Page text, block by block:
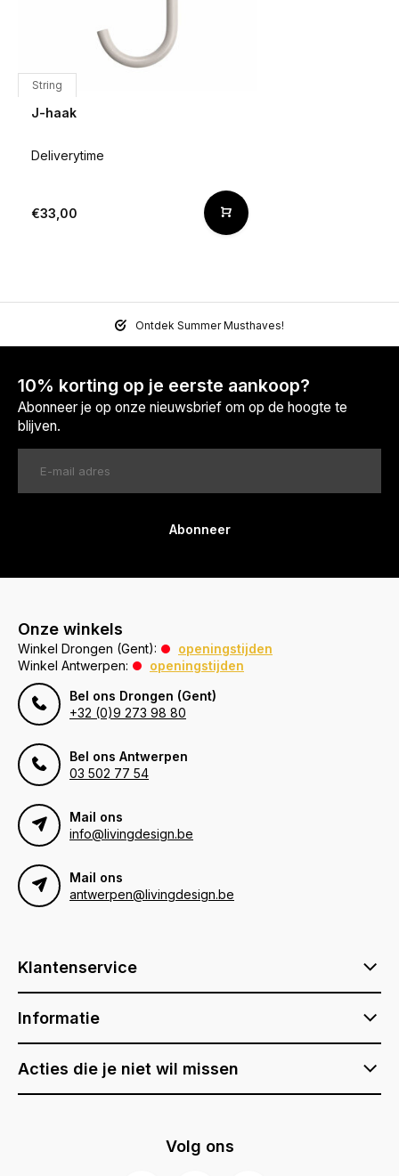
String
J-haak
Deliverytime
€33,00
Ontdek Summer Musthaves!
10% korting op je eerste aankoop?
Abonneer je op onze nieuwsbrief om op de hoogte te
blijven.
Abonneer
Onze winkels
Winkel Drongen (Gent):
openingstijden
Winkel Antwerpen:
openingstijden
Bel ons Drongen (Gent)
+32 (0)9 273 98 80
Bel ons Antwerpen
03 502 77 54
Mail ons
info@livingdesign.be
Mail ons
antwerpen@livingdesign.be
Klantenservice
Informatie
Acties die je niet wil missen
Volg ons